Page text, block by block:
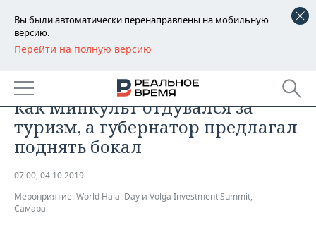
Вы были автоматически перенаправлены на мобильную
версию.
Перейти на полную версию
РЕГИОНЫ
БАШКОРТОСТАН
ТАТАРСТАН
УДМУРТИЯ
НОВОСТИ
АНАЛИТИКА
НОВОСТИ АНАЛИТИКИ
ДЕКЛАРАЦИИ О ДОХОДАХ
КОРОЛИ ГОСЗАКАЗА ПФО
ЭКОНОМИКА
НОВОСТИ ЭКОНОМИКИ
ФИНАНСЫ
ПРОМЫШЛЕННОСТЬ
НОВОСТИ
НЕДВИЖИМОСТЬ
«Халяльный» саммит в Самаре:
как Минкульт отдувался за
туризм, а губернатор предлагал
поднять бокал
07:00, 04.10.2019
Мероприятие: World Halal Day и Volga Investment Summit,
Самара